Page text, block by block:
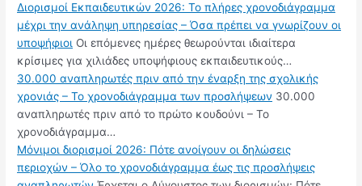
Διορισμοί Εκπαιδευτικών 2026: Το πλήρες χρονοδιάγραμμα
μέχρι την ανάληψη υπηρεσίας – Όσα πρέπει να γνωρίζουν οι
υποψήφιοι Οι επόμενες ημέρες θεωρούνται ιδιαίτερα
κρίσιμες για χιλιάδες υποψήφιους εκπαιδευτικούς…
30.000 αναπληρωτές πριν από την έναρξη της σχολικής
χρονιάς – Το χρονοδιάγραμμα των προσλήψεων 30.000
αναπληρωτές πριν από το πρώτο κουδούνι – Το
χρονοδιάγραμμα…
Μόνιμοι διορισμοί 2026: Πότε ανοίγουν οι δηλώσεις
περιοχών – Όλο το χρονοδιάγραμμα έως τις προσλήψεις